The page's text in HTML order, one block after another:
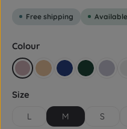
Free shipping
Select
Colour
AltrosaBeige yellow
Dark blueDark green
Flieder
Select
Size
L M S